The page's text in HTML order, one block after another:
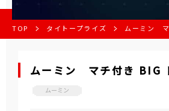
TOP タイトープライズ ムーミン
ムーミン マチ付き BIG
ムーミン